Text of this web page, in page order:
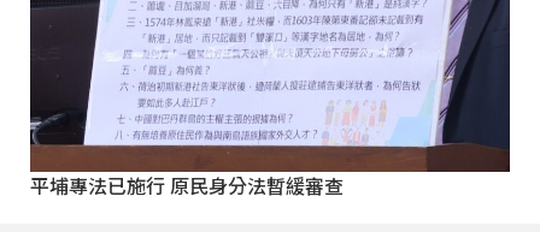
平埔專法已施行 原民身分法暫緩審查